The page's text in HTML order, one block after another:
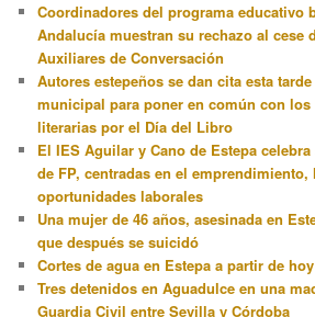
Coordinadores del programa educativo
Andalucía muestran su rechazo al cese
Auxiliares de Conversación
Autores estepeños se dan cita esta
municipal para poner en común con
literarias por el Día del Libro
El IES Aguilar y Cano de Estepa
de FP, centradas en el
oportunidades laborales
Una mujer de 46 años, asesinada en
que después se suicidó
Cortes de agua en Estepa a partir de
Tres detenidos en Aguadulce en una
Guardia Civil entre Sevilla y Córdoba